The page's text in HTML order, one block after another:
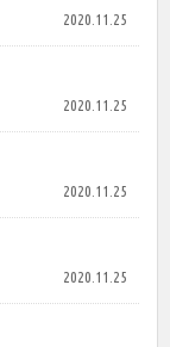
2020.11.25
2020.11.25
2020.11.25
2020.11.25